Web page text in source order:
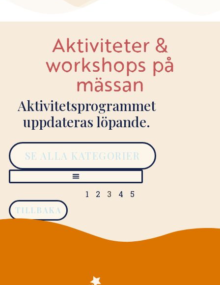
Aktiviteter &
workshops på
mässan
Aktivitetsprogrammet
uppdateras löpande.
SE ALLA KATEGORIER
1 2 3 4
5
TILLBAKA